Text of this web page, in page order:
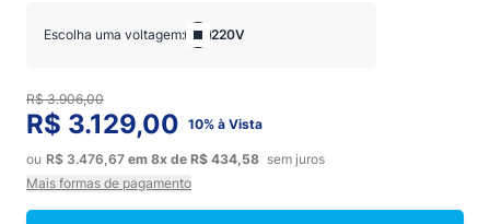
Escolha uma voltagem: 220V
R$ 3.129,00 10% à Vista
ou R$ 3.476,67 em 8x de R$ 434,58 sem juros
Mais formas de pagamento
R$ 3.906,00